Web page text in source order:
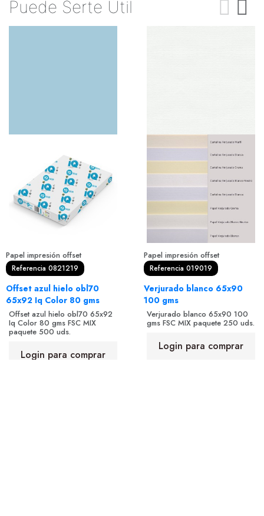
Puede Serte Útil
Papel impresión offset
Referencia 0821219
Offset azul hielo obl70
65x92 Iq Color 80 gms
Offset azul hielo obl70 65x92
Iq Color 80 gms FSC MIX
paquete 500 uds.
Login para comprar
Papel impresión offset
Referencia 019019
Verjurado blanco 65x90
100 gms
Verjurado blanco 65x90 100
gms FSC MIX paquete 250 uds.
Login para comprar